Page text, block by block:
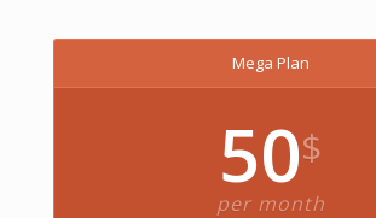
Mega Plan
50$
per month